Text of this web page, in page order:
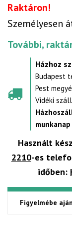
Raktáron!
Személyesen
További,
Házhoz
Budapest
Pest
Vidéki
Használt
2210-es
időben:
Figyelmébe